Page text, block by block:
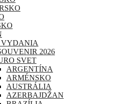
VYDANIA
2026
SVET
ARGENTÍNA
ARMÉNSKO
AUSTRÁLIA
AZERBAJDŽAN